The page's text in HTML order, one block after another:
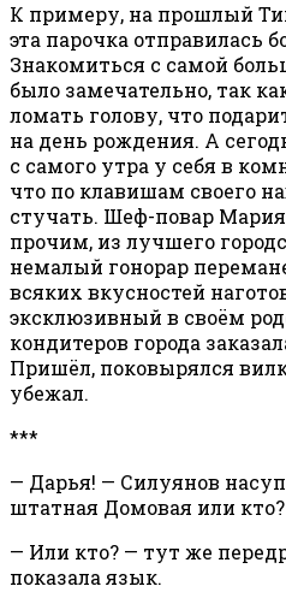
К примеру, на прошлый
эта парочка отправилась
Знакомиться с самой
было замечательно, так
ломать голову, что
на день рождения. А
с самого утра у себя в
что по клавишам своего
стучать. Шеф-повар
прочим, из лучшего
немалый гонорар
всяких вкусностей
эксклюзивный в своём
кондитеров города
Пришёл, поковырялся
убежал.
***
— Дарья! — Силуянов
штатная Домовая или кто?
— Или кто? — тут же
показала язык.